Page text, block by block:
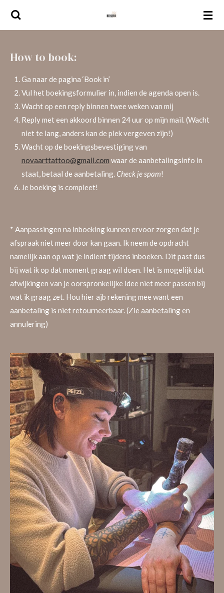
Ga
deHow to book:
Ga naar de pagina ‘Book in’
Vul het boekingsformulier in, indien de agenda open is.
Wacht op een reply binnen twee weken van mij
Reply met een akkoord binnen 24 uur op mijn mail. (Wacht
niet te lang, anders kan de plek vergeven zijn!)
Wacht op de boekingsbevestiging van
novaarttattoo@gmail.com waar de aanbetalingsinfo in
staat, betaal de aanbetaling.Check je spam!
Je boeking is compleet!
* Aanpassingen na inboeking kunnen ervoor zorgen dat je
afspraak niet meer door kan gaan. Ik neem de opdracht
namelijk aan op wat je indient tijdens inboeken. Dit past dus
bij wat ik op dat moment graag wil doen. Het is mogelijk dat
afwijkingen van je oorspronkelijke idee niet meer passen bij
wat ik graag zet. Hou hier ajb rekening mee want een
aanbetaling is niet retourneerbaar. (Zie aanbetaling en
annulering)